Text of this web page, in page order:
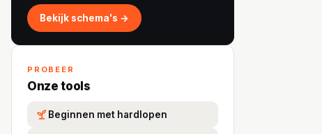
Bekijk schema's →
PROBEER
Onze tools
Beginnen met hardlopen